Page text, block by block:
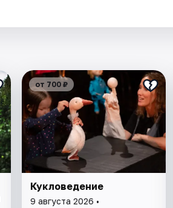
от 700 ₽
Кукловедение
9 августа 2026 •